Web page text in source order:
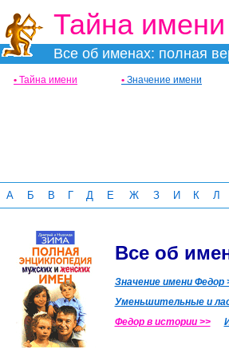
Тайна имени
Все об именах: полная
• Тайна имени • Значение имени
А Б В Г Д Е Ж З И К Л
Все об
Значение имени Федор
Уменьшительные и
Федор в истории >>